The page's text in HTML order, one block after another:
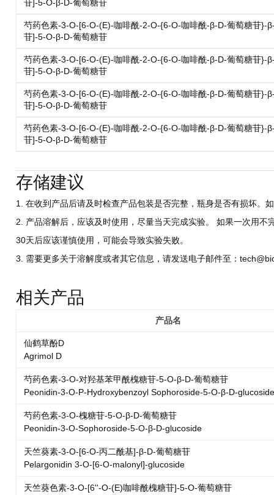
苷]-5-O-β-D-葡萄糖苷
芍药色素-3-O-[6-O-(E)-咖啡酰-2-O-{6-O-咖啡酰-β-D-葡萄糖苷}-
苷]-5-O-β-D-葡萄糖苷
芍药色素-3-O-[6-O-(E)-咖啡酰-2-O-{6-O-咖啡酰-β-D-葡萄糖苷}-
苷]-5-O-β-D-葡萄糖苷
芍药色素-3-O-[6-O-(E)-咖啡酰-2-O-{6-O-咖啡酰-β-D-葡萄糖苷}-
苷]-5-O-β-D-葡萄糖苷
芍药色素-3-O-[6-O-(E)-咖啡酰-2-O-{6-O-咖啡酰-β-D-葡萄糖苷}-
苷]-5-O-β-D-葡萄糖苷
存储建议
1. 在收到产品后请及时检查产品包装是否完整，瓶身是否有损坏。
2. 产品溶解后，应该及时使用，尽量当天完成实验。 如果一次用
30天后应该谨慎使用，可能会导致实验失败。
3. 需要更多关于溶解度或者其它信息，请发送电子邮件至：
相关产品
产品名
仙鹤草酚D
Agrimol D
芍药色素-3-O-对羟基苯甲酰槐糖苷-5-O-β-D-葡萄糖苷
Peonidin-3-O-P-Hydroxybenzoyl Sophoroside-5-O-β-D-glucoside
芍药色素-3-O-槐糖苷-5-O-β-D-葡萄糖苷
Peonidin-3-O-Sophoroside-5-O-β-D-glucoside
天竺葵素-3-O-[6-O-丙二酰基]-β-D-葡萄糖苷
Pelargonidin 3-O-[6-O-malonyl]-glucoside
天竺葵色素-3-O-[6''-O-(E)咖啡酰槐糖苷]-5-O-葡萄糖苷